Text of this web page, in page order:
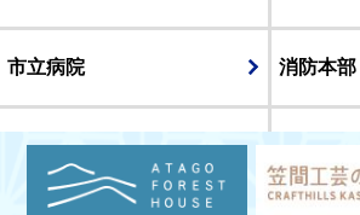
市立病院 消防本部
議会